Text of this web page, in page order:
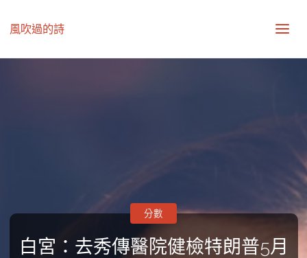
風吹過的詩
白宮：去秀傳醫院健檢特朗普5月
分數